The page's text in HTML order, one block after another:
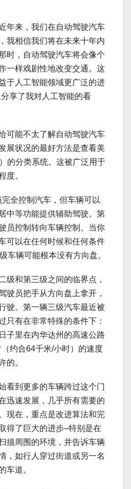
年来，我们在自动驾驶汽车
我相信我们将在未来十年内
时，自动驾驶汽车将会像个
一样戏剧性地改变交通。这
于人工智能领域更广泛的进
享了我对人工智能的看
可能不太了解自动驾驶汽车
展状况的最好方法是查看美
的分类系统。这被广泛用于
度。
全控制汽车，但车辆可以
中等功能提供辅助驾驶。第
员控制转向车辆控制。当你
可以在任何时候和任何条件
车辆可能根本没有方向盘。
级和第三级之间的临界点，
驶员把手从方向盘上拿开，
驶。第一辆三级汽车最近被
只有在非常特殊的条件下：
子里在内华达州的高速公路
（约合64千米/小时）的速度
的。
看到更多的车辆跨过这个门
迅速发展，几乎所有需要的
现在，重点是改进算法和完
得了巨大的进步–特别是在
描周围的环境，并告诉车辆
，如行人穿过街道或另一名
车道。